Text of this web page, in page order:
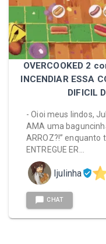
OVERCOOKED 2
INCENDIAR ESSA
DIFICIL
- Oioi meus lindos,
AMA uma
ARROZ?!” enquanto
ENTREGUE ER…
ljulinha
CHAT